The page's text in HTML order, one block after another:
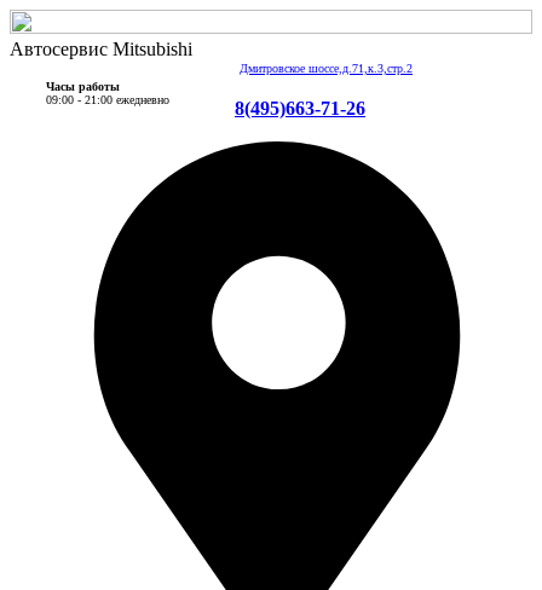
Автосервис Mitsubishi
Дмитровское шоссе,д.71,к.3,стр.2
Часы работы
09:00 - 21:00 ежедневно
8(495)663-71-26